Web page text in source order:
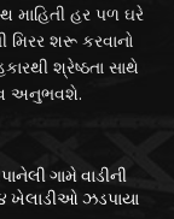
માહિતી હર પળ ઘરે
મિરર શરૂ કરવાનો
શ્રેષ્ઠતા સાથે
અનુભવશે.
ગામે વાડીની
ખેલાડીઓ ઝડપાયા